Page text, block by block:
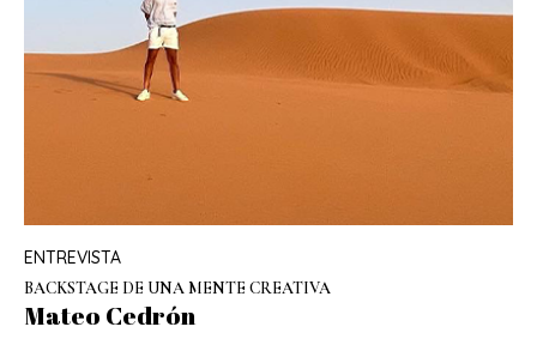
ENTREVISTA
BACKSTAGE DE UNA MENTE CREATIVA
Mateo Cedrón